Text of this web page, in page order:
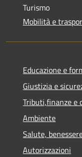
Turismo
Mobilità e
Educazione e
Giustizia e
Tributi,finanze e
Ambiente
Salute,
Autorizzazioni